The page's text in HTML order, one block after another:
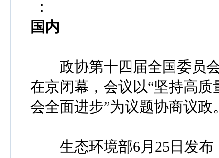
：
国内
政协第十四届全国委员会
在京闭幕，会议以“坚持高
会全面进步”为议题协商议政
生态环境部6月25日发布